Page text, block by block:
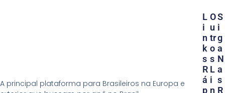
A principal plataforma para Brasileiros na Europa e
O
U
Tr
O
S
L
I
N
L
I
N
K
S
R
Á
P
S
I
G
A
N
A
S
R